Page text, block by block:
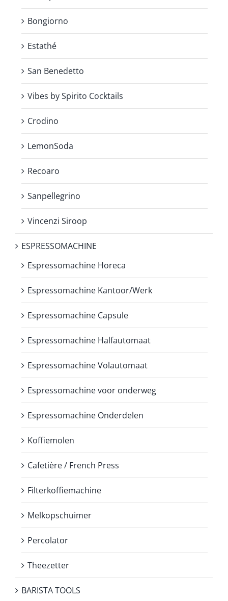
Bongiorno
Estathé
San Benedetto
Vibes by Spirito Cocktails
Crodino
LemonSoda
Recoaro
Sanpellegrino
Vincenzi Siroop
ESPRESSOMACHINE
Espressomachine Horeca
Espressomachine Kantoor/Werk
Espressomachine Capsule
Espressomachine Halfautomaat
Espressomachine Volautomaat
Espressomachine voor onderweg
Espressomachine Onderdelen
Koffiemolen
Cafetière / French Press
Filterkoffiemachine
Melkopschuimer
Percolator
Theezetter
BARISTA TOOLS